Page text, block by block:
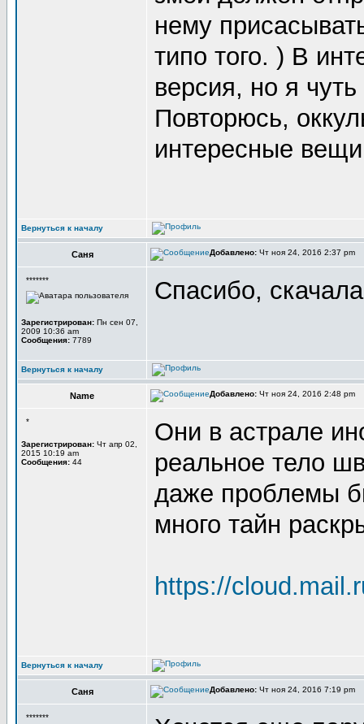
нему
типо того. ) В
версия, но я
Повторюсь,
интересные
Вернуться к началу
Саня Добавлено: Чт ноя 24, 2016 2:37 pm
*******
Зарегистрирован: Пн сен 07,
2009 10:36 am
Сообщения: 7789
Спасибо,
Вернуться к началу
Name Добавлено: Чт ноя 24, 2016 2:48 pm
*
Зарегистрирован: Чт апр 02,
2015 10:19 am
Сообщения: 44
Они в астрале
реальное тело
даже проблемы
много тайн
https://
Вернуться к началу
Саня Добавлено: Чт ноя 24, 2016 7:19 pm
*******